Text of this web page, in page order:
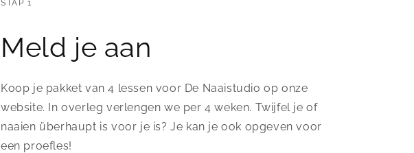
STAP 1
Meld je aan
Koop je pakket van 4 lessen voor De Naaistudio op onze
website. In overleg verlengen we per 4 weken. Twijfel je of
naaien überhaupt is voor je is? Je kan je ook opgeven voor
een proefles!